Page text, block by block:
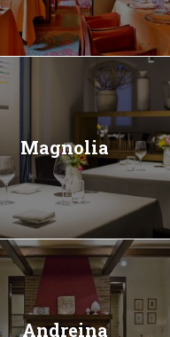
Magnolia
Andreina